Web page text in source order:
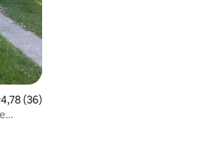
moyenne sur la base de 36
4,78 (36)